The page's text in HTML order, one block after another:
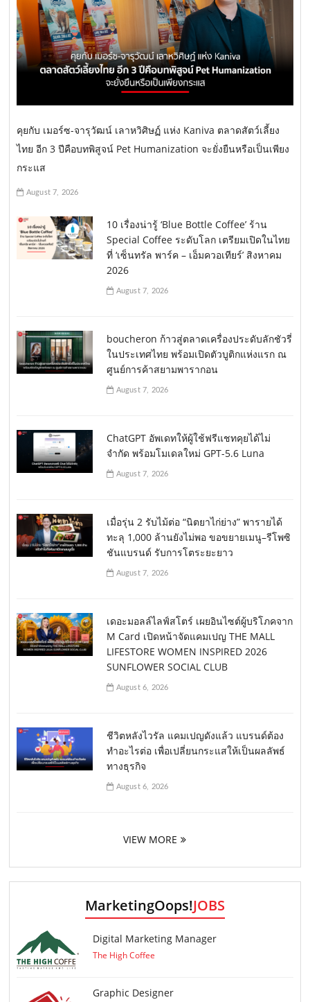
คุยกับ เมอร์ซ-จารุวัฒน์ เลาหวิศิษฏ์ แห่ง Kaniva ตลาดสัตว์เลี้ยง
ไทย อีก 3 ปีคือบทพิสูจน์ Pet Humanization จะยั่งยืนหรือเป็นเพียง
กระแส
August 7, 2026
10 เรื่องน่ารู้ ‘Blue Bottle Coffee’ ร้าน
Special Coffee ระดับโลก เตรียมเปิดในไทย
ที่ ‘เซ็นทรัล พาร์ค – เอ็มควอเทียร์’ สิงหาคม
2026
August 7, 2026
boucheron ก้าวสู่ตลาดเครื่องประดับลักชัวรี่
ในประเทศไทย พร้อมเปิดตัวบูติกแห่งแรก ณ
ศูนย์การค้าสยามพารากอน
August 7, 2026
ChatGPT อัพเดทให้ผู้ใช้ฟรีแชทคุยได้ไม่
จำกัด พร้อมโมเดลใหม่ GPT-5.6 Luna
August 7, 2026
เมื่อรุ่น 2 รับไม้ต่อ “นิตยาไก่ย่าง” พารายได้
ทะลุ 1,000 ล้านยังไม่พอ ขอขยายเมนู–รีโพซิ
ชันแบรนด์ รับการโตระยะยาว
August 7, 2026
เดอะมอลล์ไลฟ์สโตร์ เผยอินไซต์ผู้บริโภคจาก
M Card เปิดหน้าจัดแคมเปญ THE MALL
LIFESTORE WOMEN INSPIRED 2026
SUNFLOWER SOCIAL CLUB
August 6, 2026
ชีวิตหลังไวรัล แคมเปญดังแล้ว แบรนด์ต้อง
ทำอะไรต่อ เพื่อเปลี่ยนกระแสให้เป็นผลลัพธ์
ทางธุรกิจ
August 6, 2026
VIEW MORE
MarketingOops!JOBS
Digital Marketing Manager
The High Coffee
Graphic Designer